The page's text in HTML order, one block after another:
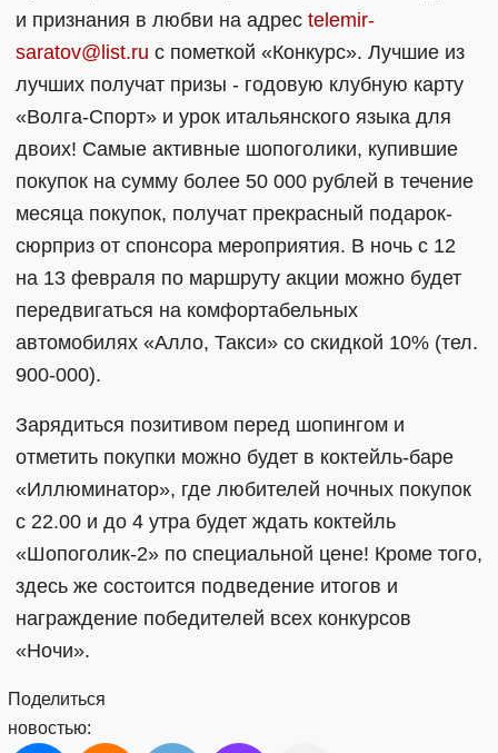
и признания в любви на адрес telemir-
saratov@list.ru с пометкой «Конкурс». Лучшие из
лучших получат призы - годовую клубную карту
«Волга-Спорт» и урок итальянского языка для
двоих! Самые активные шопоголики, купившие
покупок на сумму более 50 000 рублей в течение
месяца покупок, получат прекрасный подарок-
сюрприз от спонсора мероприятия. В ночь с 12
на 13 февраля по маршруту акции можно будет
передвигаться на комфортабельных
автомобилях «Алло, Такси» со скидкой 10% (тел.
900-000).
Зарядиться позитивом перед шопингом и
отметить покупки можно будет в коктейль-баре
«Иллюминатор», где любителей ночных покупок
с 22.00 и до 4 утра будет ждать коктейль
«Шопоголик-2» по специальной цене! Кроме того,
здесь же состоится подведение итогов и
награждение победителей всех конкурсов
«Ночи».
Поделиться
новостью: